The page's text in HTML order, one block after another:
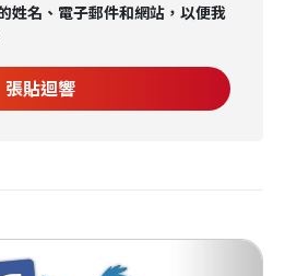
姓名、電子郵件和網站，以便我